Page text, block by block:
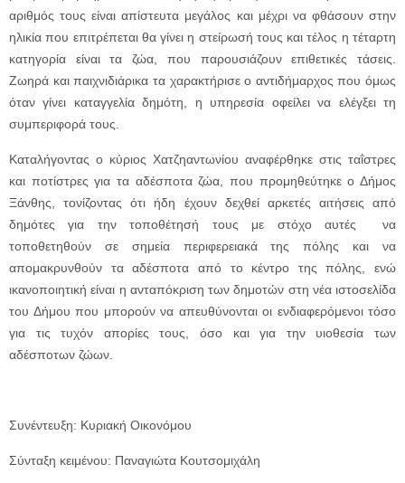
αριθμός τους είναι απίστευτα μεγάλος και μέχρι να φθάσουν στην
ηλικία που επιτρέπεται θα γίνει η στείρωσή τους και τέλος η τέταρτη
κατηγορία είναι τα ζώα, που παρουσιάζουν επιθετικές τάσεις.
Ζωηρά και παιχνιδιάρικα τα χαρακτήρισε ο αντιδήμαρχος που όμως
όταν γίνει καταγγελία δημότη, η υπηρεσία οφείλει να ελέγξει τη
συμπεριφορά τους.
Καταλήγοντας ο κύριος Χατζηαντωνίου αναφέρθηκε στις ταΐστρες
και ποτίστρες για τα αδέσποτα ζώα, που προμηθεύτηκε ο Δήμος
Ξάνθης, τονίζοντας ότι ήδη έχουν δεχθεί αρκετές αιτήσεις από
δημότες για την τοποθέτησή τους με στόχο αυτές να
τοποθετηθούν σε σημεία περιφερειακά της πόλης και να
απομακρυνθούν τα αδέσποτα από το κέντρο της πόλης, ενώ
ικανοποιητική είναι η ανταπόκριση των δημοτών στη νέα ιστοσελίδα
του Δήμου που μπορούν να απευθύνονται οι ενδιαφερόμενοι τόσο
για τις τυχόν απορίες τους, όσο και για την υιοθεσία των
αδέσποτων ζώων.
Συνέντευξη: Κυριακή Οικονόμου
Σύνταξη κειμένου: Παναγιώτα Κουτσομιχάλη